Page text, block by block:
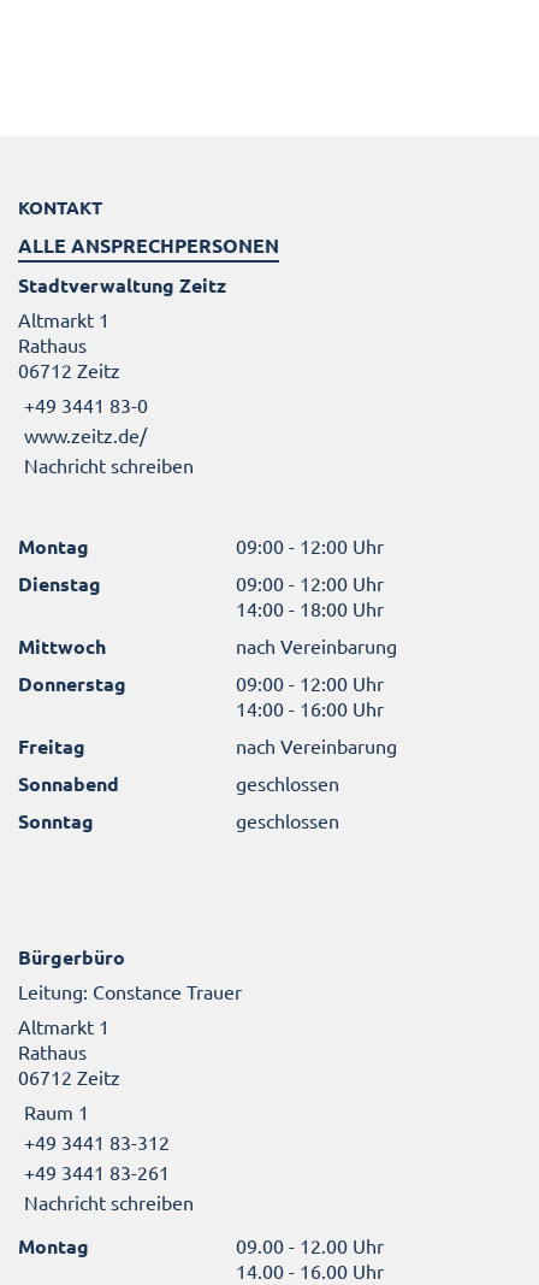
KONTAKT
ALLE ANSPRECHPERSONEN
Stadtverwaltung Zeitz
Altmarkt 1
Rathaus
06712 Zeitz
+49 3441 83-0
www.zeitz.de/
Nachricht schreiben
Montag 09:00 - 12:00 Uhr
Dienstag
09:00 - 12:00 Uhr
14:00 - 18:00 Uhr
Mittwoch nach Vereinbarung
Donnerstag
09:00 - 12:00 Uhr
14:00 - 16:00 Uhr
Freitag nach Vereinbarung
Sonnabend geschlossen
Sonntag geschlossen
Bürgerbüro
Leitung: Constance Trauer
Altmarkt 1
Rathaus
06712 Zeitz
Raum 1
+49 3441 83-312
+49 3441 83-261
Nachricht schreiben
Montag
09.00 - 12.00 Uhr
14.00 - 16.00 Uhr